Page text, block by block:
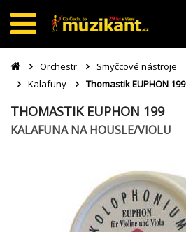
Orchestr Smyčcové nástroje
Kalafuny
Thomastik EUPHON 199
THOMASTIK EUPHON 199
KALAFUNA NA HOUSLE/VIOLU